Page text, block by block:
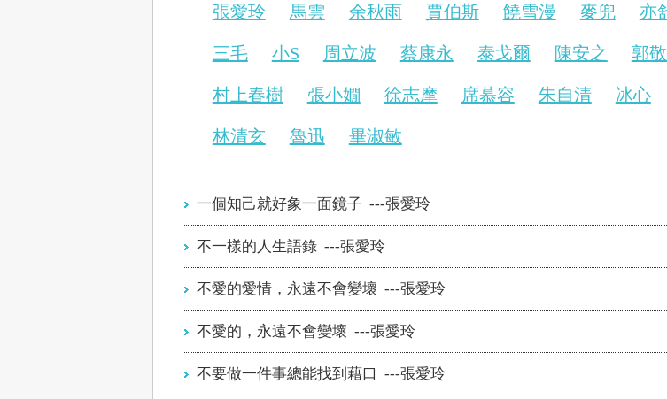
張愛玲 馬雲 余秋雨 賈伯斯 饒雪漫 麥兜 亦
三毛 小S 周立波 蔡康永 泰戈爾 陳安之 郭
村上春樹 張小嫺 徐志摩 席慕容 朱自清 冰心
林清玄 魯迅 畢淑敏
一個知己就好象一面鏡子 ---張愛玲
不一樣的人生語錄 ---張愛玲
不愛的愛情，永遠不會變壞 ---張愛玲
不愛的，永遠不會變壞 ---張愛玲
不要做一件事總能找到藉口 ---張愛玲